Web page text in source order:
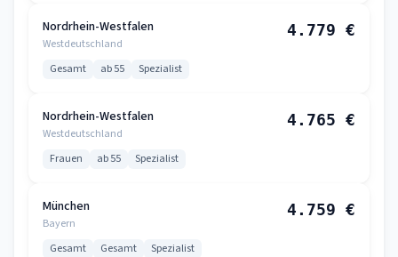
Nordrhein-Westfalen
Westdeutschland
4.779 €
Gesamt ab 55 Spezialist
Nordrhein-Westfalen
Westdeutschland
4.765 €
Frauen ab 55 Spezialist
München
Bayern
4.759 €
Gesamt Gesamt Spezialist